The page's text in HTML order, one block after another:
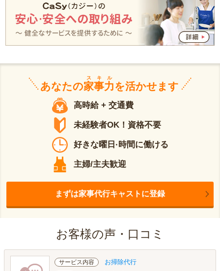
あなたの家事力
スキル
を活かせます
高時給 + 交通費
未経験者OK！資格不要
好きな曜日·時間に働ける
主婦/主夫歓迎
まずは家事代行キャストに登録
お客様の声・口コミ
サービス内容 お掃除代行